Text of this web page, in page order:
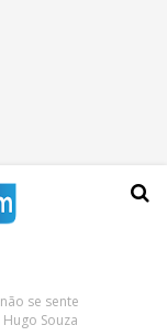
se sente
Souza